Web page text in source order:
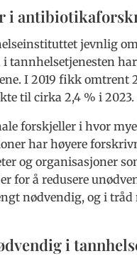
i
jevnlig
I 2019 fikk
til cirka 2,4 % i 2023.
forskjeller i hvor
har høyere
og organisasjoner
for å redusere
nødvendig, og i
i